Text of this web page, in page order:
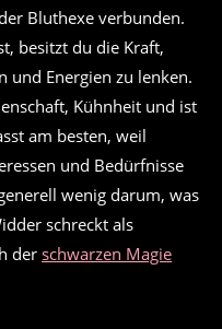
Bluthexe verbunden.
besitzt du die Kraft,
und Energien zu lenken.
Kühnheit und ist
am besten, weil
und Bedürfnisse
wenig darum, was
schreckt als
der schwarzen Magie